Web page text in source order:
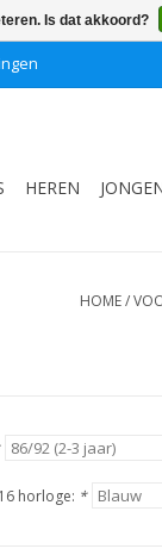
HEREN
HOME/
horloge: *
Is dat akkoord?